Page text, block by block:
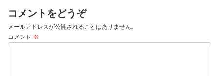
コメントをどうぞ
メールアドレスが公開されることはありません。
コメント ※